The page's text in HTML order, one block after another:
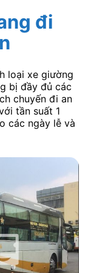
đi
loại xe giường
bị đầy đủ các
chuyến đi an
tần suất 1
các ngày lễ và